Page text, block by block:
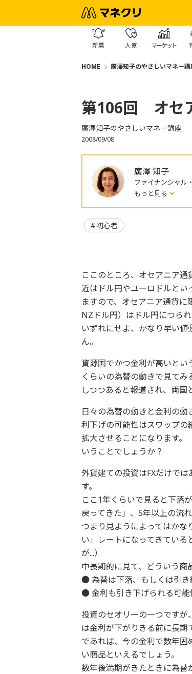
新着 人気 マーケット
HOME 廣澤知子のやさしいマネー講
第106回 オセ
廣澤知子のやさしいマネー講座
2008/09/08
廣澤 知子
ファイナンシャル
もっと見る
初心者
ここのところ、オセアニア
近はドル円やユーロドルと
ますので、オセアニア通貨
NZドル円）はドル円につら
いずれにせよ、かなり早い
ん。
資源国でかつ金利が高いと
くらいの為替の動きで見て
しつつあると報道され、両国
日々の為替の動きと金利の
利下げの可能性はスワップ
拡大させることになります
いうことでしょうか？
外貨建ての投資はFXだけで
す。
ここ1年くらいで見ると下落
戻ってきた」、5年以上の流
つまり見ようによってはか
い」レートになってきてい
が...）
中長期的に見て、どういう商
● 為替は下落、もしくは引き
● 金利も引き下げられる可能
投資のセオリーの一つです
は金利が下がりきる前に長期
であれば、今の金利で数年
い商品といえるでしょう。
数年後満期がきたときに為